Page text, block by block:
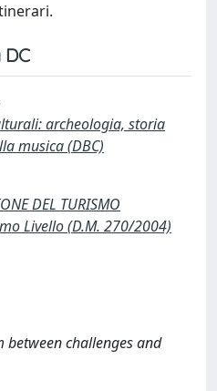
DC
archeologia, storia
musica (DBC)
DEL TURISMO
Livello (D.M. 270/2004)
between challenges and